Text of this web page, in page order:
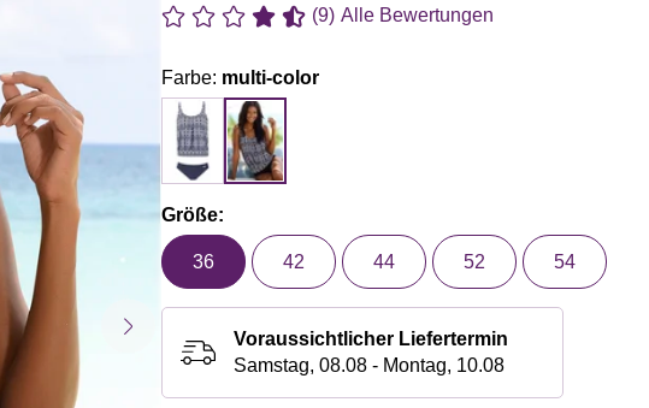
(9) Alle Bewertungen
Farbe: multi-color
Größe:
36 42 44 52 54
Voraussichtlicher Liefertermin
Samstag, 08.08 - Montag, 10.08